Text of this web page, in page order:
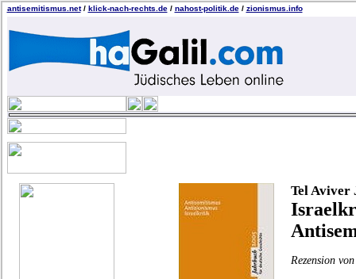
antisemitismus.net/ klick-nach-rechts.de/ nahost-politik.de/ zionismus.info
Tel Aviver
Rezension